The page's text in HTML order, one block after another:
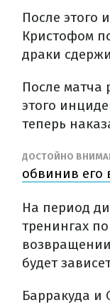
После этого
Кристофом
драки
После матча
этого
теперь
ДОСТОЙНО
обвинив его
На период
тренингах
будет
Барракуда